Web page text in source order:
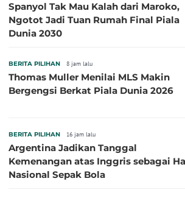
Spanyol Tak Mau Kalah dari Maroko,
Ngotot Jadi Tuan Rumah Final Piala
Dunia 2030
BERITA PILIHAN 8 jam lalu
Thomas Muller Menilai MLS Makin
Bergengsi Berkat Piala Dunia 2026
BERITA PILIHAN 16 jam lalu
Argentina Jadikan Tanggal
Kemenangan atas Inggris sebagai
Nasional Sepak Bola